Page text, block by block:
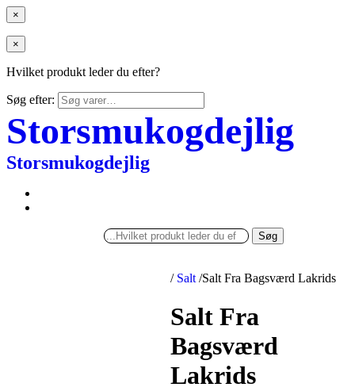
×
×
Hvilket produkt leder du efter?
Søg efter:
Storsmukogdejlig
Storsmukogdejlig
Søg
/ Salt /Salt Fra Bagsværd Lakrids
Salt Fra
Bagsværd
Lakrids